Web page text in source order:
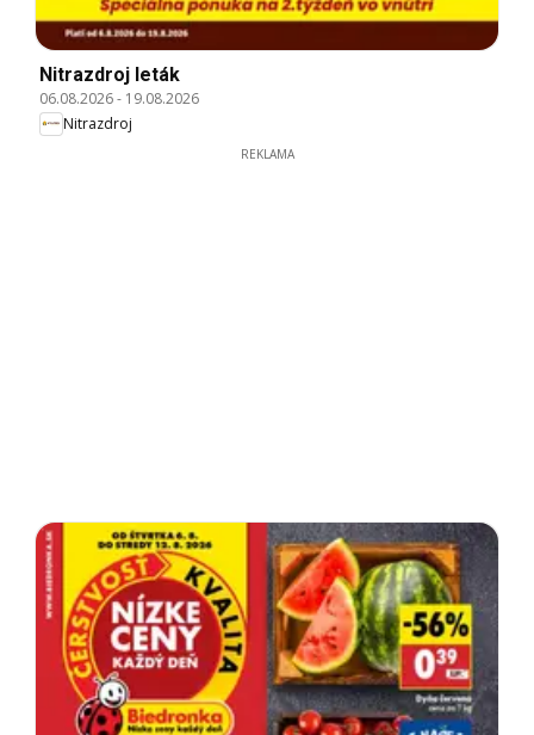
Nitrazdroj leták
06.08.2026- 19.08.2026
Nitrazdroj
REKLAMA